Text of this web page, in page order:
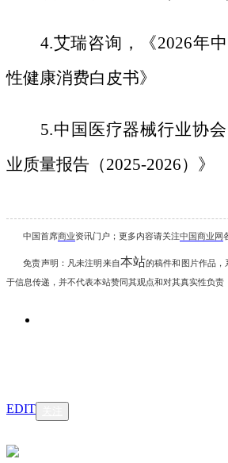
4.艾瑞咨询，《2026年
性健康消费白皮书》
5.中国医疗器械行业协
业质量报告（2025-2026）》
中国首席商业资讯 门户；更多内容请关注中国商业网
免责声明：凡未注明 来自本站的稿件和图片作品
于信息传递，并不代表本站赞同其观点和对其真实性负责
EDIT